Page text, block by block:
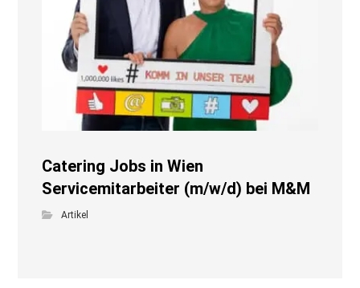
Catering Jobs in Wien
Servicemitarbeiter (m/w/d) bei M&M
Artikel